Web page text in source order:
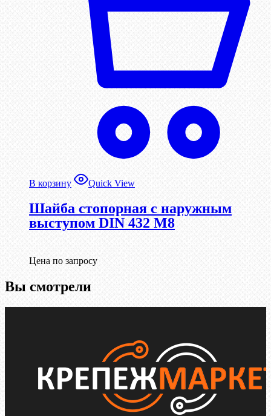
В корзину Quick View
Шайба стопорная с наружным
выступом DIN 432 М8
Цена по запросу
Вы смотрели